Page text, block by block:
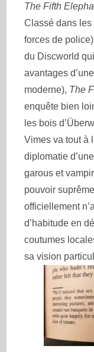
The Fifth
Classé dans
forces de
du Discworld
avantages
moderne), The
enquête bien
les bois
Vimes va tout à
diplomatie
garous et
pouvoir
officiellement
d’habitude en
coutumes
sa vision